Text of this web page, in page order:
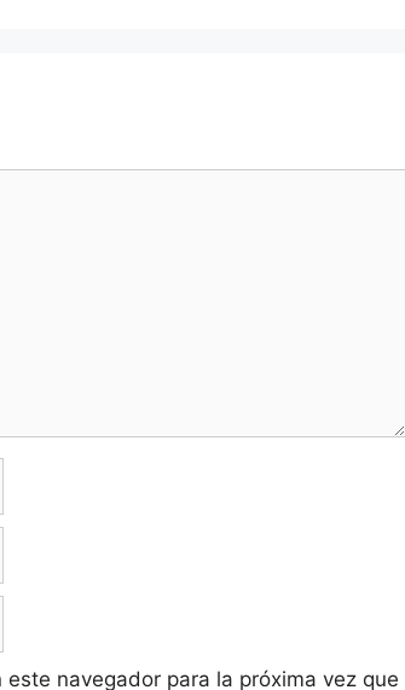
navegador para la próxima vez que